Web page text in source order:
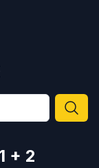
+ 2